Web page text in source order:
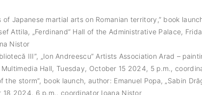
of Japanese martial arts on Romanian territory,” book
Attila, „Ferdinand” Hall of the Administrative Palace,
Nistor
III”, „Ion Andreescu” Artists Association Arad –
Multimedia Hall, Tuesday, October 15 2024, 5 p.m.,
the storm”, book launch, author: Emanuel Popa, „Sabin
18 2024, 6 p.m., coordinator Ioana Nistor